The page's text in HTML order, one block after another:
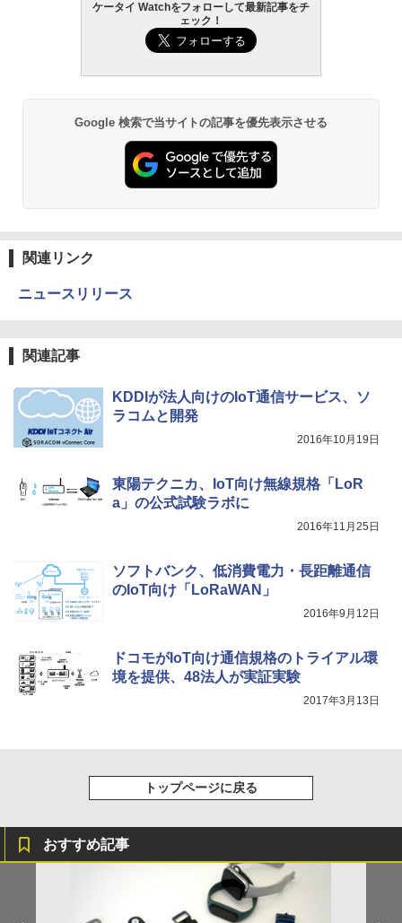
ケータイ Watchをフォローして最新記事をチ
ェック！
Google 検索で当サイトの記事を優先表示させる
関連リンク
ニュースリリース
関連記事
KDDIが法人向けのIoT通信サービス、ソ
ラコムと開発
2016年10月19日
東陽テクニカ、IoT向け無線規格「LoR
a」の公式試験ラボに
2016年11月25日
ソフトバンク、低消費電力・長距離通信
のIoT向け「LoRaWAN」
2016年9月12日
ドコモがIoT向け通信規格のトライアル環
境を提供、48法人が実証実験
2017年3月13日
トップページに戻る
おすすめ記事